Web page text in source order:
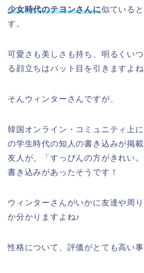
少女時代のテヨンさんに似ている
す。
可愛さも美しさも持ち、明るくい
る顔立ちはパット目を引きますよ
そんウィンターさんですが、
韓国オンライン・コミュニティ上に
の学生時代の知人の書き込みが掲
友人が、「すっぴんの方がきれい
書き込みがあったそうです！
ウィンターさんがいかに友達や周
か分かりますよね♪
性格について、評価がとても高い事